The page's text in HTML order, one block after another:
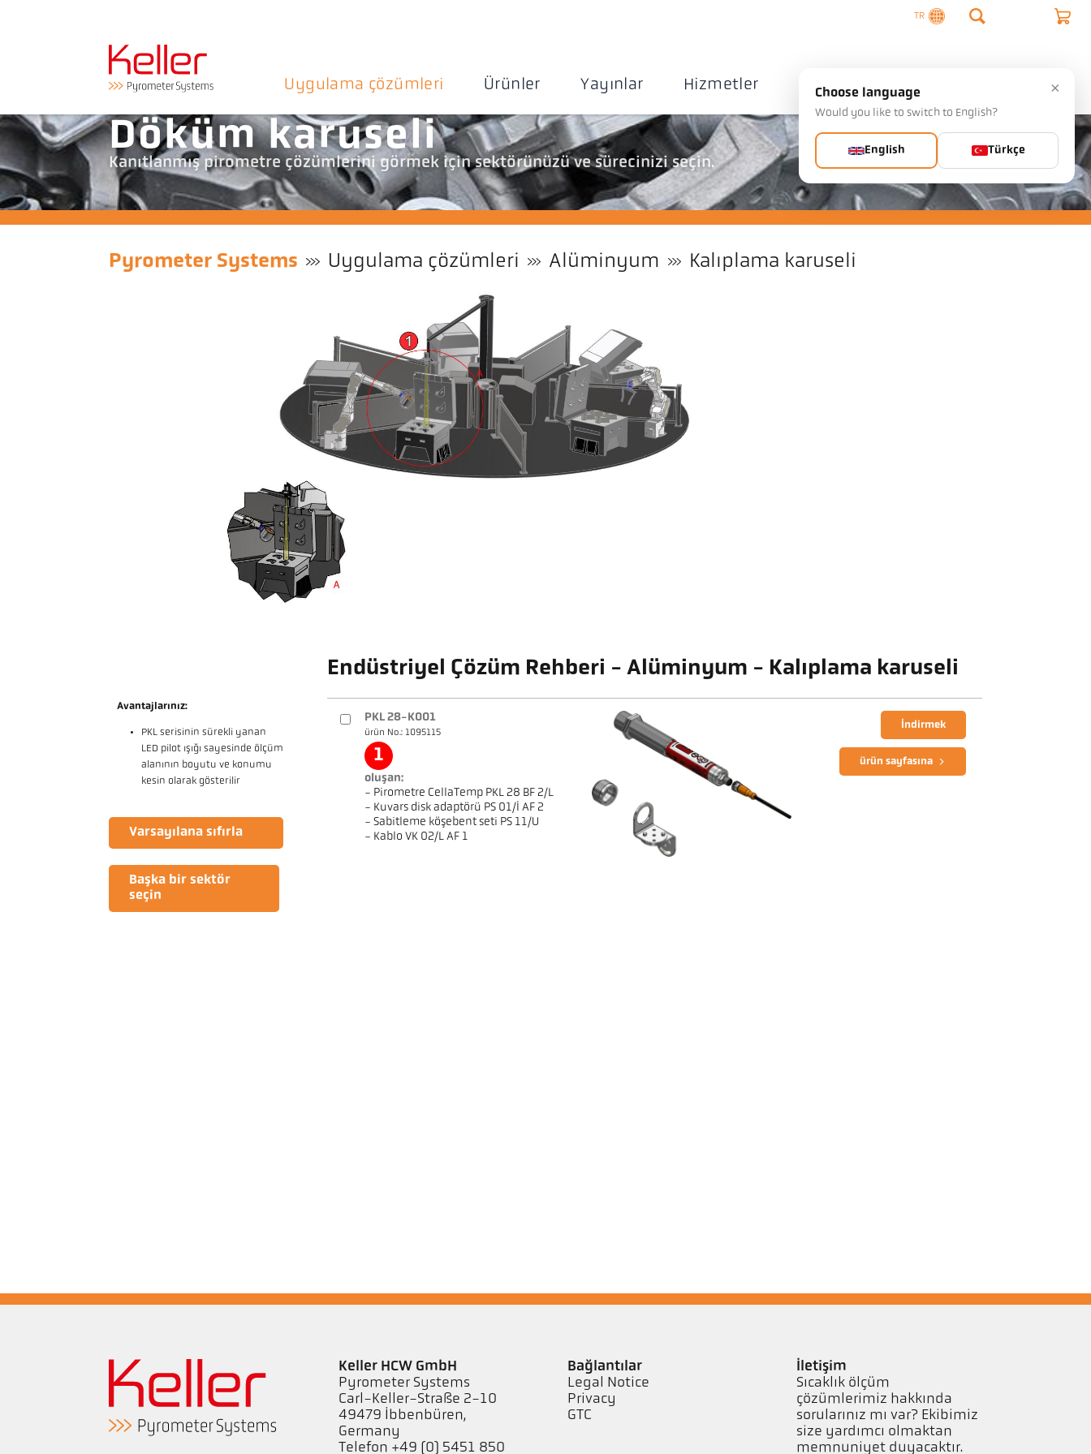
TR
Uygulama çözümleri Ürünler Yayınlar Hizmetler Şirket İletişim
Döküm karuseli
Kanıtlanmış pirometre çözümlerini görmek için sektörünüzü ve sürecinizi seçin.
Pyrometer Systems Uygulama çözümleri Alüminyum Kalıplama karuseli
Endüstriyel Çözüm Rehberi - Alüminyum - Kalıplama karuseli
Avantajlarınız:
PKL serisinin sürekli yanan
LED pilot ışığı sayesinde ölçüm
alanının boyutu ve konumu
kesin olarak gösterilir
Varsayılana sıfırla
Başka bir sektör
seçin
PKL 28-K001
ürün No.: 1095115
1
oluşan:
- Pirometre CellaTemp PKL 28 BF 2/L
- Kuvars disk adaptörü PS 01/I AF 2
- Sabitleme köşebent seti PS 11/U
- Kablo VK 02/L AF 1
İndirmek
ürün sayfasına
Keller HCW GmbH
Pyrometer Systems
Carl-Keller-Straße 2-10
49479 Ibbenbüren,
Germany
Telefon +49 (0) 5451 850
Bağlantılar
Legal Notice
Privacy
GTC
İletişim
Sıcaklık ölçüm
çözümlerimiz hakkında
sorularınız mı var? Ekibimiz
size yardımcı olmaktan
memnuniyet duyacaktır.
×
Choose language
Would you like to switch to English?
English Türkçe